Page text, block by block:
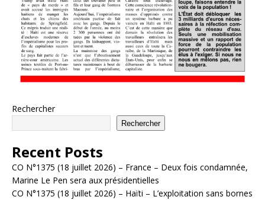
Rechercher
Rechercher
Recent Posts
CO N°1375 (18 juillet 2026) – France – Deux fois condamnée,
Marine Le Pen sera aux présidentielles
CO N°1375 (18 juillet 2026) – Haïti – L’exploitation sans bornes